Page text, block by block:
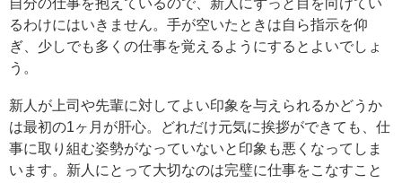
自分の仕事を抱えているので、新人にずっと目を向けてい
るわけにはいきません。手が空いたときは自ら指示を仰
ぎ、少しでも多くの仕事を覚えるようにするとよいでしょ
う。
新人が上司や先輩に対してよい印象を与えられるかどうか
は最初の1ヶ月が肝心。どれだけ元気に挨拶ができても、仕
事に取り組む姿勢がなっていないと印象も悪くなってしま
います。新人にとって大切なのは完璧に仕事をこなすこと